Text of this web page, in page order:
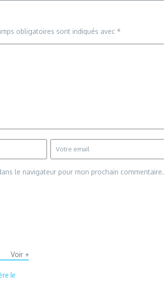
obligatoires sont indiqués avec *
le navigateur pour mon prochain commentaire.
Voir +
le